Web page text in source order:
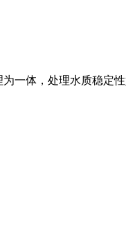
一体，处理水质稳定